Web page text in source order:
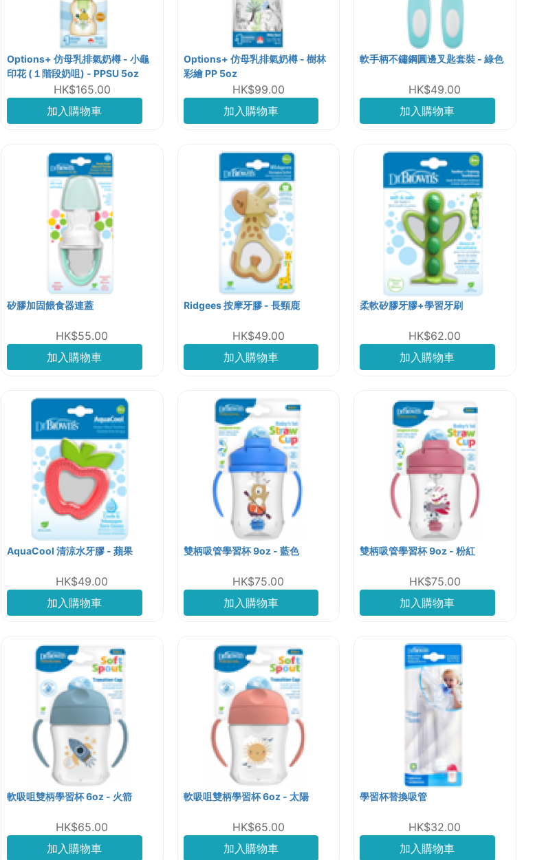
Options+ 仿母乳排氣奶樽 - 小龜
印花 (１階段奶咀) - PPSU 5oz
HK$165.00
加入購物車
Options+ 仿母乳排氣奶樽 - 樹林
彩繪 PP 5oz
HK$99.00
加入購物車
軟手柄不鏽鋼圓邊叉匙套裝 - 綠色
HK$49.00
加入購物車
矽膠加固餵食器連蓋
HK$55.00
加入購物車
Ridgees 按摩牙膠 - 長頸鹿
HK$49.00
加入購物車
柔軟矽膠牙膠+學習牙刷
HK$62.00
加入購物車
AquaCool 清涼水牙膠 - 蘋果
HK$49.00
加入購物車
雙柄吸管學習杯 9oz - 藍色
HK$75.00
加入購物車
雙柄吸管學習杯 9oz - 粉紅
HK$75.00
加入購物車
軟吸咀雙柄學習杯 6oz - 火箭
HK$65.00
加入購物車
軟吸咀雙柄學習杯 6oz - 太陽
HK$65.00
加入購物車
學習杯替換吸管
HK$32.00
加入購物車